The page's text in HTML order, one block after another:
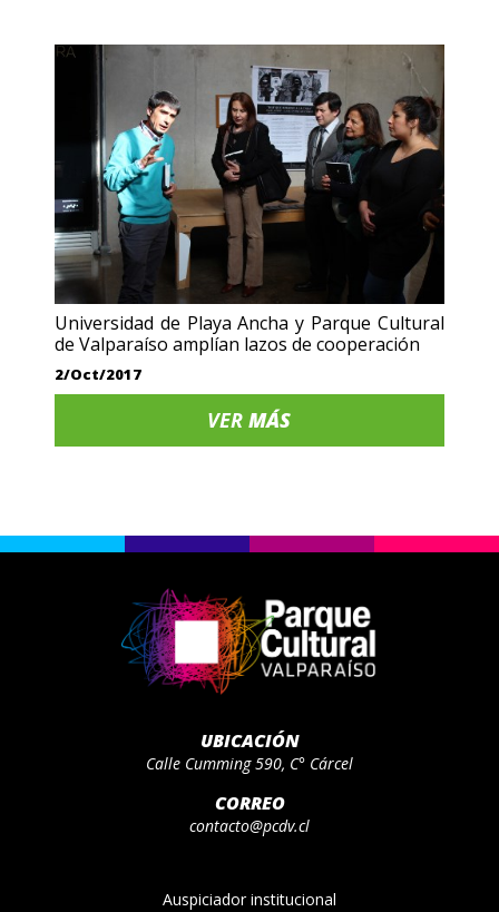
Universidad de Playa Ancha y Parque Cultural
de Valparaíso amplían lazos de cooperación
2/Oct/2017
VERMÁS
UBICACIÓN
Calle Cumming 590, C° Cárcel
CORREO
contacto@pcdv.cl
Auspiciador institucional